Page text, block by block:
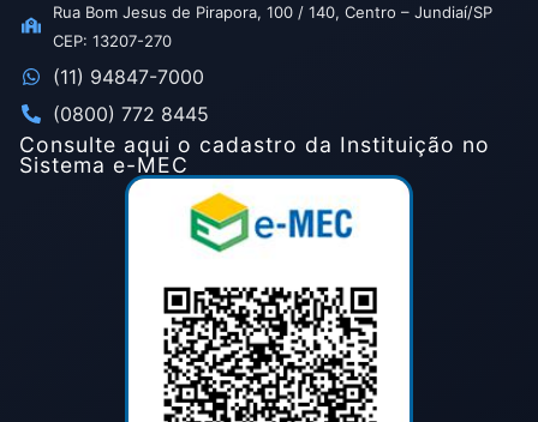
Rua Bom Jesus de Pirapora, 100 / 140, Centro – Jundiaí/SP
CEP: 13207-270
(11) 94847-7000
(0800) 772 8445
Consulte aqui o cadastro da Instituição no
Sistema e-MEC